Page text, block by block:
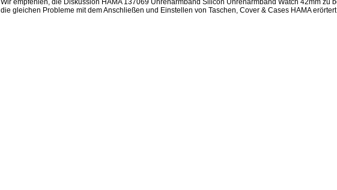
Wir empfehlen, die Diskussion HAMA 137069 Uhrenarmband Silicon Uhrenarmband Watch 42mm zu
die gleichen Probleme mit dem Anschließen und Einstellen von Taschen, Cover & Cases HAMA